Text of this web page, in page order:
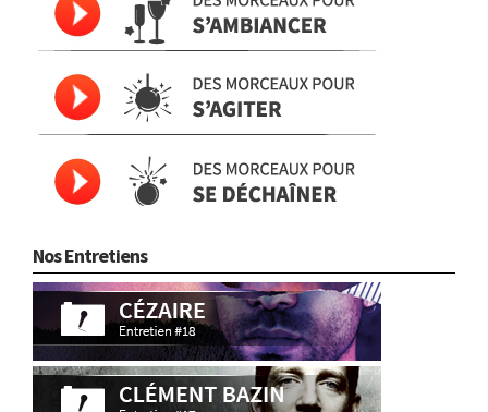
Nos Entretiens